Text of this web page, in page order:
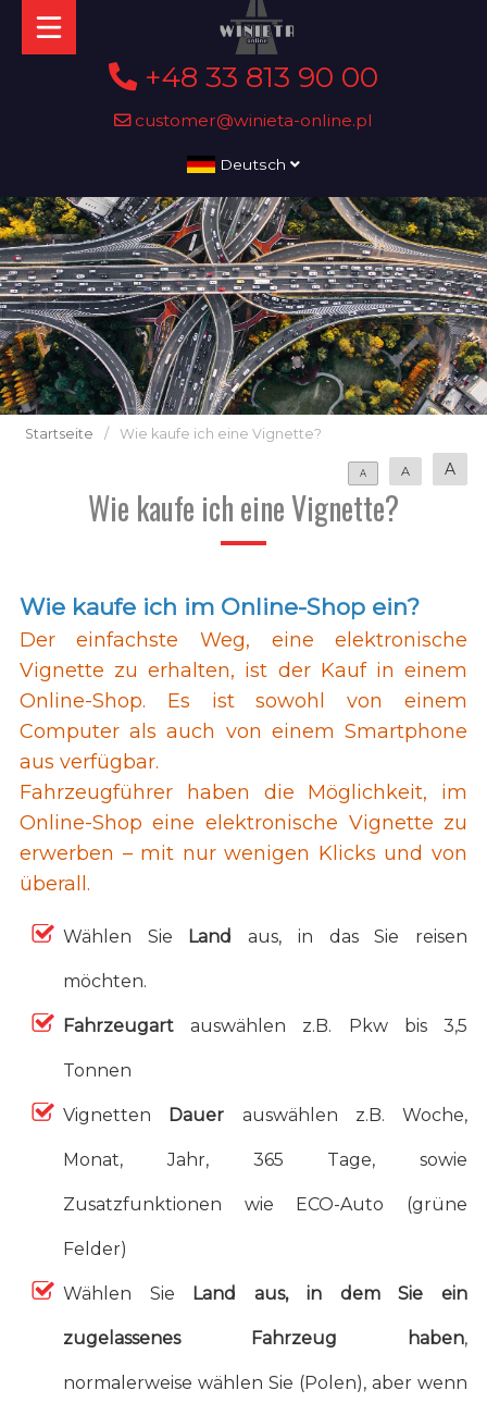
+48 33 813 90 00
customer@winieta-online.pl
Deutsch
Startseite / Wie kaufe ich eine Vignette?
A A A
Wie kaufe ich eine Vignette?
Wie kaufe ich im Online-Shop ein?
Der einfachste Weg, eine elektronische
Vignette zu erhalten, ist der Kauf in einem
Online-Shop. Es ist sowohl von einem
Computer als auch von einem Smartphone
aus verfügbar.
Fahrzeugführer haben die Möglichkeit, im
Online-Shop eine elektronische Vignette zu
erwerben – mit nur wenigen Klicks und von
überall.
Wählen Sie Landaus, in das Sie reisen
möchten.
Fahrzeugartauswählen z.B. Pkw bis 3,5
Tonnen
Vignetten Dauer auswählen z.B. Woche,
Monat, Jahr, 365 Tage, sowie
Zusatzfunktionen wie ECO-Auto (grüne
Felder)
Wählen Sie Land aus, in dem Sie ein
zugelassenes Fahrzeug haben,
normalerweise wählen Sie (Polen), aber wenn